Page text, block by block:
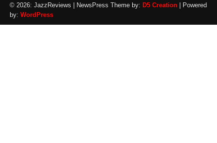
© 2026: JazzReviews | NewsPress Theme by: D5 Creation | Powered
by: WordPress